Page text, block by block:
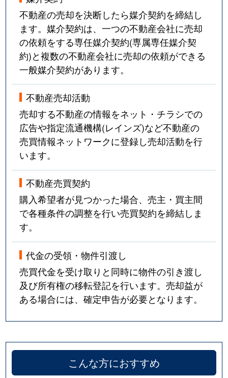
不動産の売却を決断したら媒介契約を締結し
ます。媒介契約は、一つの不動産会社に売却
の依頼をする専任媒介契約(専属専任媒介契
約)と複数の不動産会社に売却の依頼ができる
一般媒介契約があります。
不動産売却活動
売却する不動産の情報をネット・チラシでの
広告や指定流通機構(レインズ)など不動産の
売買情報ネットワークに登録し売却活動を行
います。
不動産売買契約
購入希望者が見つかった場合、売主・買主間
で各種条件の調整を行い売買契約を締結しま
す。
代金の受領・物件引渡し
売買代金を受け取りと同時に物件の引き渡し
及び所有権の移転登記を行います。売却益が
ある場合には、確定申告が必要となります。
こんな方におすすめ